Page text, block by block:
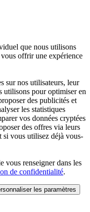
que nous utilisons
offrir une expérience
sur nos utilisateurs, leur
utilisons pour optimiser en
des publicités et
les statistiques
vos données cryptées
des offres via leurs
si vous utilisez déjà vous-
vous renseigner dans les
de confidentialité.
les paramètres